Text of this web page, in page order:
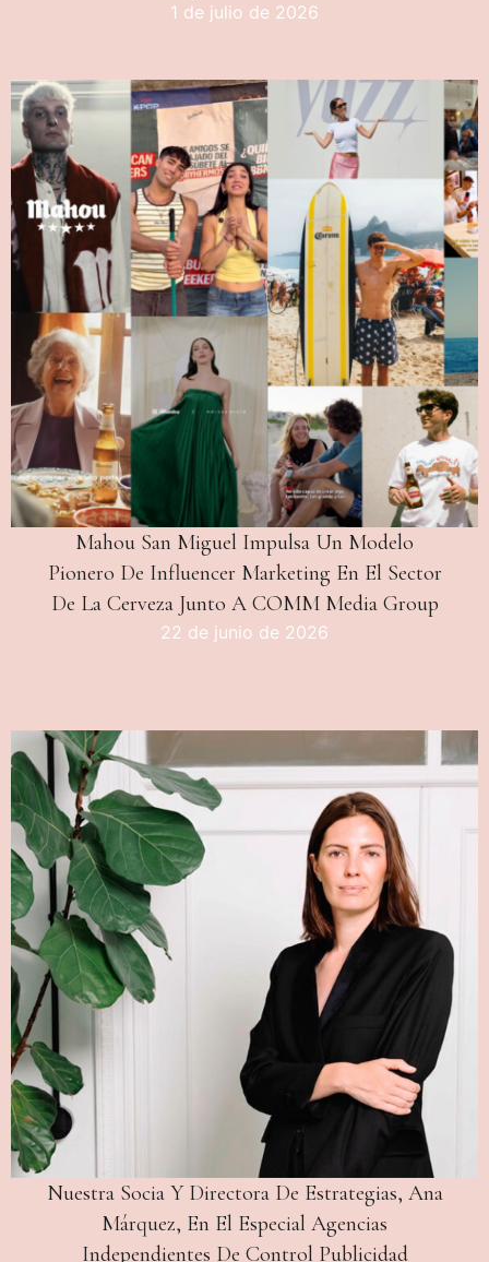
1 de julio de 2026
Mahou San Miguel Impulsa Un Modelo
Pionero De Influencer Marketing En El Sector
De La Cerveza Junto A COMM Media Group
22 de junio de 2026
Nuestra Socia Y Directora De Estrategias, Ana
Márquez, En El Especial Agencias
Independientes De Control Publicidad